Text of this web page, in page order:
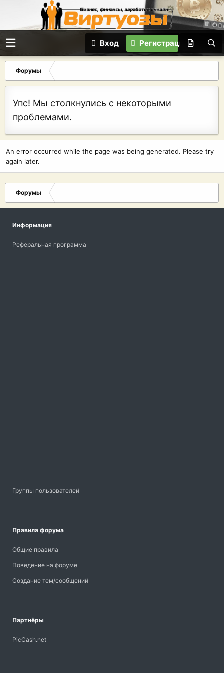
Вход Регистрация
Форумы
Упс! Мы столкнулись с некоторыми
проблемами.
An error occurred while the page was being generated. Please try
again later.
Форумы
Информация
Реферальная программа
Группы пользователей
Правила форума
Общие правила
Поведение на форуме
Создание тем/сообщений
Партнёры
PicCash.net